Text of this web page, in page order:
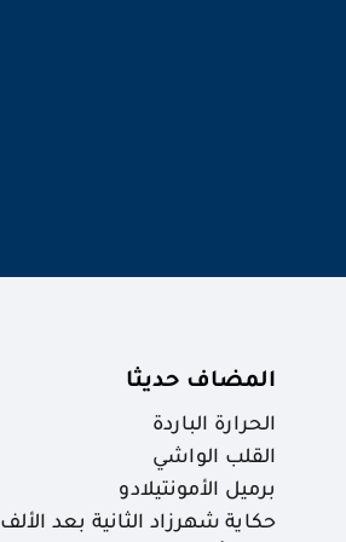
المضاف حديثا
الحرارة الباردة
القلب الواشي
برميل الأمونتيلادو
حكاية شهرزاد الثانية بعد الألف